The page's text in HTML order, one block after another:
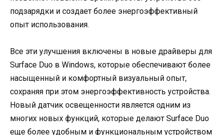
подзарядки и создает более энергоэффективный
опыт использования.
Все эти улучшения включены в новые драйверы для
Surface Duo в Windows, которые обеспечивают более
насыщенный и комфортный визуальный опыт,
сохраняя при этом энергоэффективность устройства.
Новый датчик освещенности является одним из
многих новых функций, которые делают Surface Duo
еще более удобным и функциональным устройством